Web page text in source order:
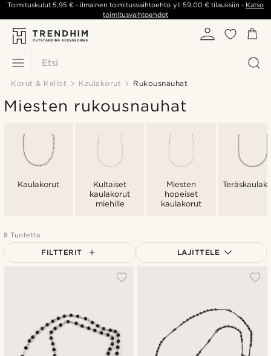
Etsi
Toimituskulut5,95 € - ilmainen toimitusvaihtoehto yli 59,00 €tilauksiin - Katso
toimitusvaihtoehdot
Korut & Kellot Kaulakorut Rukousnauhat
Miesten rukousnauhat
Kaulakorut
Kultaiset
kaulakorut
miehille
Miesten
hopeiset
kaulakorut
8 Tuotetta
FILTTERIT LAJITTELE